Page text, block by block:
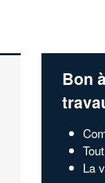
Bon
La